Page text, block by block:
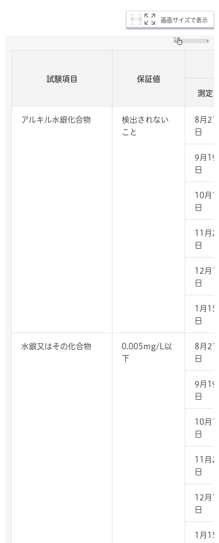
画面サイズで表示
試験項目
保証値
測定
アルキル水銀化合物
検出されない
こと
8月21
日
9月19
日
10月
日
11月
日
12月
日
1月15
日
水銀又はその化合物
0.005mg/L以
下
8月21
日
9月19
日
10月
日
11月
日
12月
日
1月15